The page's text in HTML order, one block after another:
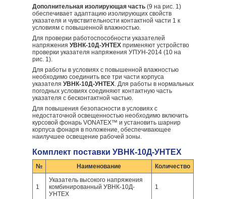
Дополнительная изолирующая часть (9 на рис. 1)
обеспечивает адаптацию изолирующих свойств
указателя и чувствительности контактной части 1 к
условиям с повышенной влажностью.
Для проверки работоспособности указателей
напряжения УВНК-10Д-УНТЕХ применяют устройство
проверки указателя напряжения УПУН-2014 (10 на
рис. 1).
Для работы в условиях с повышенной влажностью
необходимо соединить все три части корпуса
указателя УВНК-10Д-УНТЕХ. Для работы в нормальных
погодных условиях соединяют контактную часть
указателя с бесконтактной частью.
Для повышения безопасности в условиях с
недостаточной освещенностью необходимо включить
курсовой фонарь VONATEX™ и установить шарнир
корпуса фонаря в положение, обеспечивающее
наилучшее освещение рабочей зоны.
Комплект поставки УВНК-10Д-УНТЕХ
№ Наименование Количество
1
Указатель высокого напряжения
комбинированный УВНК-10Д-
УНТЕХ
1